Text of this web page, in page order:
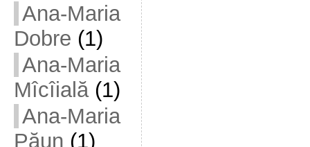
Ana-Maria
Dobre (1)
Ana-Maria
Mîcîială(1)
Ana-Maria
Păun (1)